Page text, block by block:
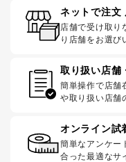
ネットで注文
店舗で受け取り
り店舗をお選び
取り扱い店舗
簡単操作で店舗
や取り扱い店舗
オンライン試
簡単なアンケー
合った最適なサ